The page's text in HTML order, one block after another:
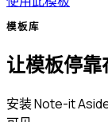
模板库
让模板停靠
安装 Note-it